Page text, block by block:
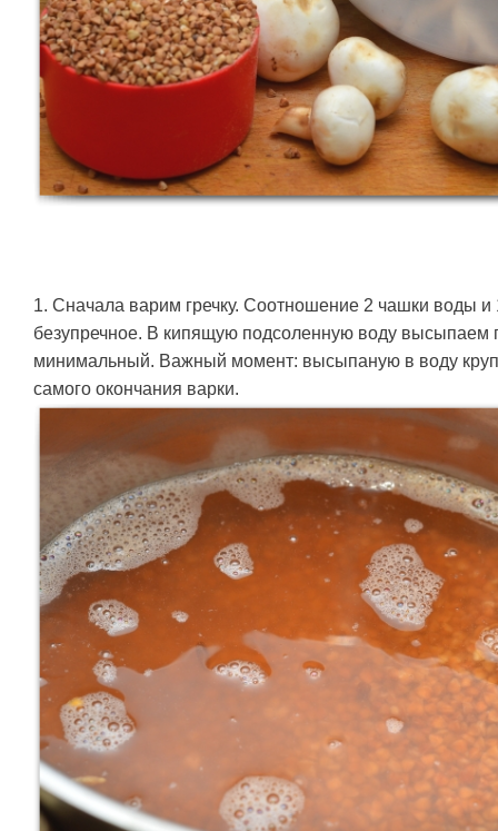
1. Сначала варим гречку. Соотношение 2 чашки воды
безупречное. В кипящую подсоленную воду высыпаем
минимальный. Важный момент: высыпаную в воду
самого окончания варки.